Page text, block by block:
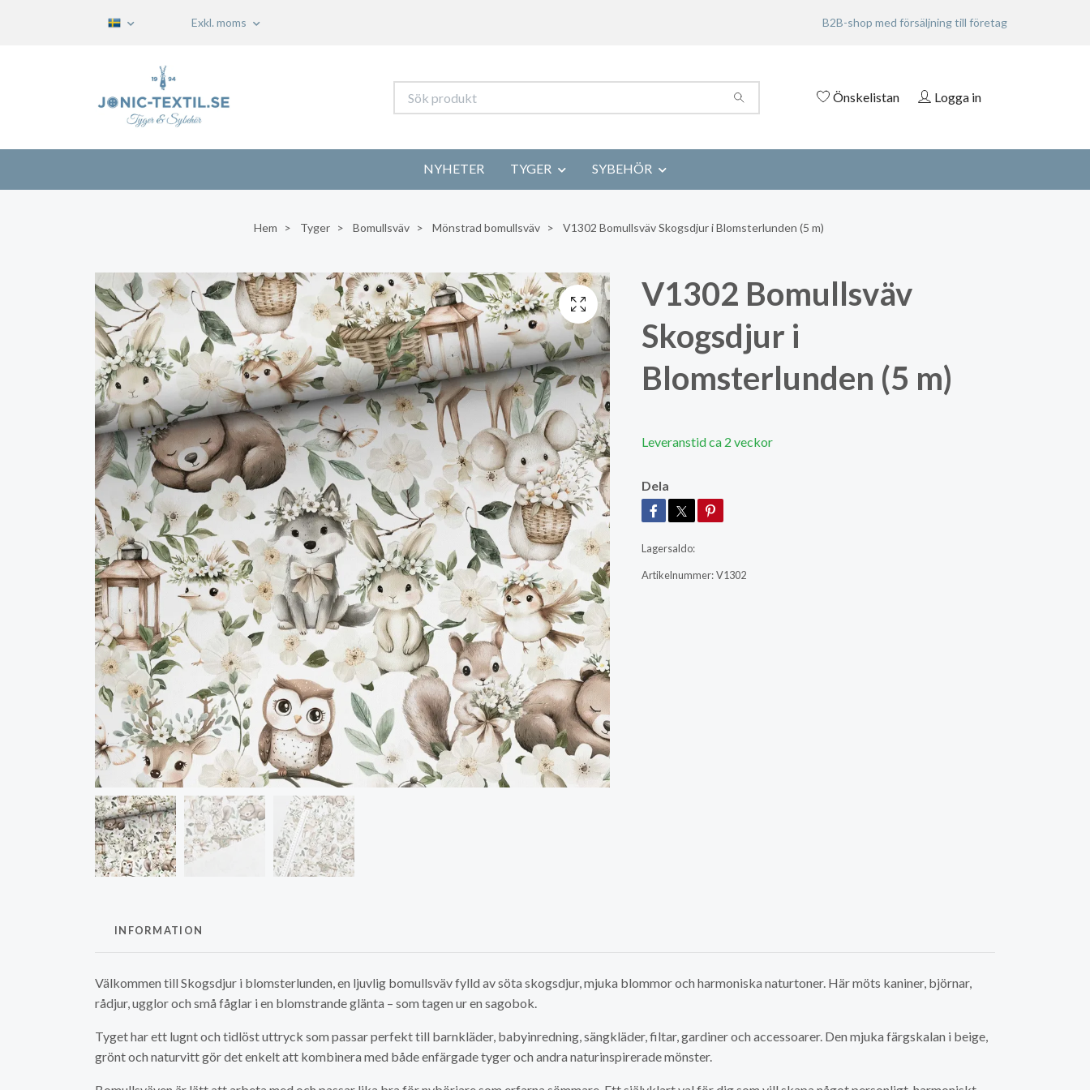
Exkl. moms B2B-shop med försäljning till företag
Önskelistan Logga in
NYHETER TYGER SYBEHÖR
Hem Tyger Bomullsväv Mönstrad bomullsväv V1302 Bomullsväv Skogsdjur i Blomsterlunden (5 m)
V1302 Bomullsväv
Skogsdjur i
Blomsterlunden (5 m)
Leveranstid ca 2 veckor
Dela
Lagersaldo:
Artikelnummer:V1302
INFORMATION
Välkommen till Skogsdjur i blomsterlunden, en ljuvlig bomullsväv fylld av söta skogsdjur, mjuka blommor och harmoniska naturtoner. Här möts kaniner, björnar,
rådjur, ugglor och små fåglar i en blomstrande glänta – som tagen ur en sagobok.
Tyget har ett lugnt och tidlöst uttryck som passar perfekt till barnkläder, babyinredning, sängkläder, filtar, gardiner och accessoarer. Den mjuka färgskalan i beige,
grönt och naturvitt gör det enkelt att kombinera med både enfärgade tyger och andra naturinspirerade mönster.